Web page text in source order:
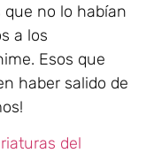
que no lo habían
a los
Esos que
haber salido de
del